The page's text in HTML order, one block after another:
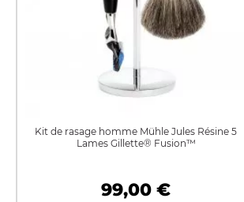
Kit de rasage homme Mühle Jules Résine 5
Lames Gillette® Fusion™
99,00 €